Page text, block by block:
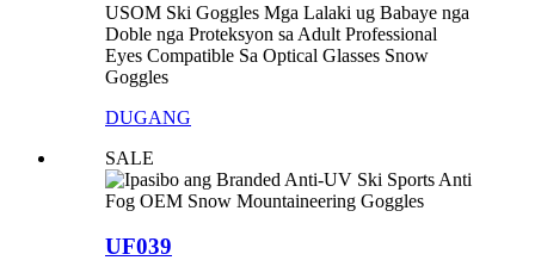
USOM Ski Goggles Mga Lalaki ug Babaye nga
Doble nga Proteksyon sa Adult Professional
Eyes Compatible Sa Optical Glasses Snow
Goggles
DUGANG
SALE
UF039